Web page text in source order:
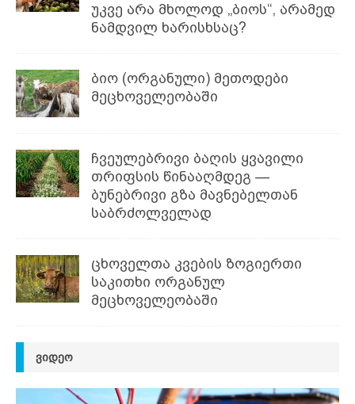
უკვე არა მხოლოდ „ბიოს“, არამედ
ნამდვილ ხარისხსაც?
ბიო (ორგანული) მეთოდები
მეცხოველეობაში
ჩვეულებრივი ბაღის ყვავილი
თრიფსის წინააღმდეგ —
ბუნებრივი გზა მავნებელთან
საბრძოლველად
ცხოველთა კვების ზოგიერთი
საკითხი ორგანულ
მეცხოველეობაში
ᲕᲘᲓᲔᲝ